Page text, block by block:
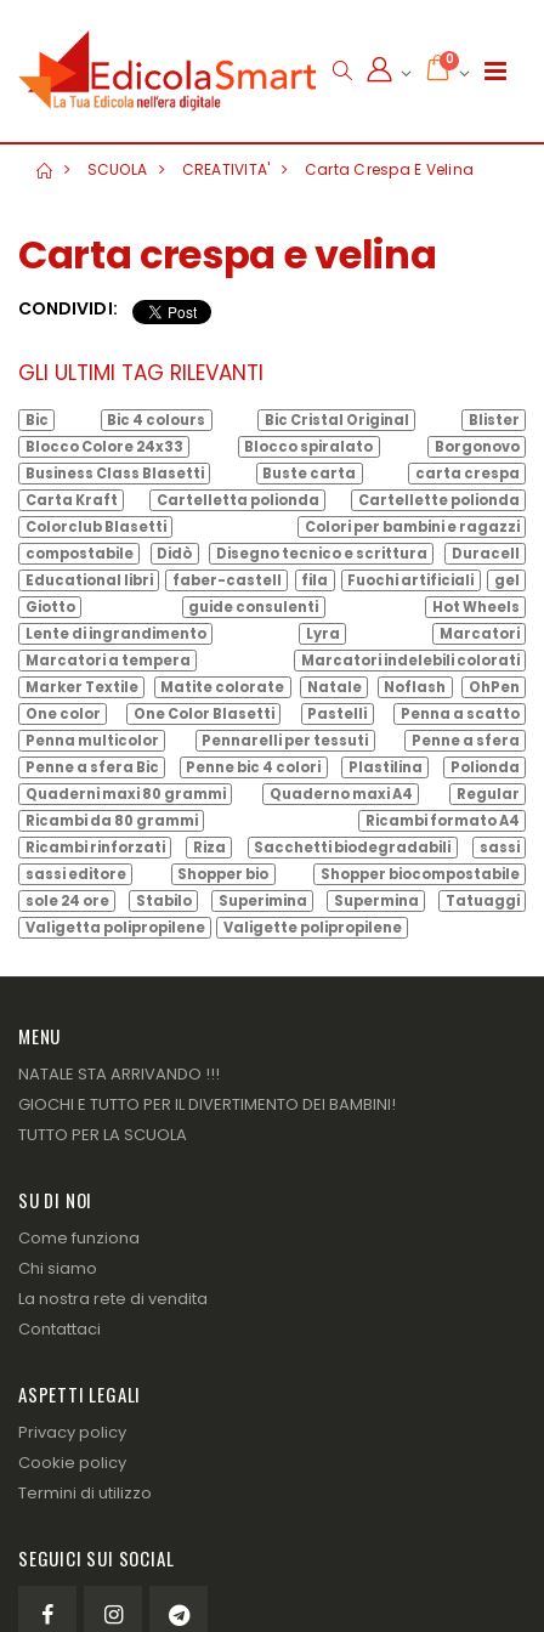
0
SCUOLA CREATIVITA' Carta Crespa E Velina
Carta crespa e velina
CONDIVIDI:
GLI ULTIMI TAG RILEVANTI
Bic Bic 4 colours Bic Cristal Original
Blister
Blocco Colore 24x33
Blocco spiralato
Borgonovo
Business Class Blasetti
Buste carta
carta crespa
Carta Kraft
Cartelletta polionda
Cartellette polionda
Colorclub Blasetti
Colori per bambini e ragazzi
compostabile
Didò Disegno tecnico e scrittura
Duracell
Educational libri
faber-castell fila Fuochi artificiali
gel
Giotto
guide consulenti
Hot Wheels
Lente di ingrandimento
Lyra
Marcatori
Marcatori a tempera
Marcatori indelebili colorati
Marker Textile
Matite colorate Natale Noflash
OhPen
One color
One Color Blasetti Pastelli
Penna a scatto
Penna multicolor
Pennarelli per tessuti
Penne a sfera
Penne a sfera Bic
Penne bic 4 colori Plastilina
Polionda
Quaderni maxi 80 grammi
Quaderno maxi A4
Regular
Ricambi da 80 grammi
Ricambi formato A4
Ricambi rinforzati
Riza Sacchetti biodegradabili
sassi
sassi editore
Shopper bio
Shopper biocompostabile
sole 24 ore
Stabilo Superimina Supermina
Tatuaggi
Valigetta polipropilene
Valigette polipropilene
MENU
NATALE STA ARRIVANDO !!!
GIOCHI E TUTTO PER IL DIVERTIMENTO DEI BAMBINI!
TUTTO PER LA SCUOLA
SU DI NOI
Come funziona
Chi siamo
La nostra rete di vendita
Contattaci
ASPETTI LEGALI
Privacy policy
Cookie policy
Termini di utilizzo
SEGUICI SUI SOCIAL